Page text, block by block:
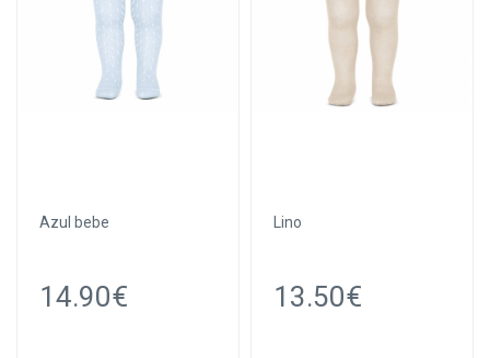
Azul bebe
14.90€
Lino
13.50€